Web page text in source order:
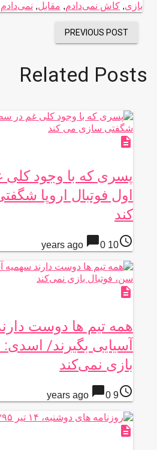
بازی, کاش نمی‌دادم, مقابل, نمی‌دادم
PREVIOUS POST
Related Posts
description
پسری که با وجود
اول فوتبال اروپا
کند
access_time
10 years ago
chat_bubble0
description
همه تیم ها دوست
آسیایی بگیرند/
بازی نمی‌کند
access_time
9 years ago
chat_bubble0
description